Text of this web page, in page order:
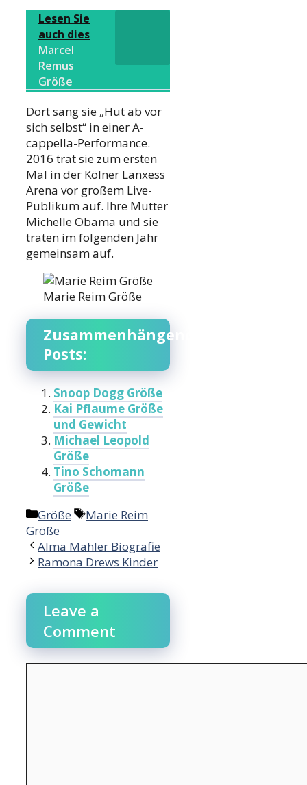
Lesen Sie
auch dies
Marcel
Remus
Größe
Dort sang sie „Hut ab vor
sich selbst“ in einer A-
cappella-Performance.
2016 trat sie zum ersten
Mal in der Kölner Lanxess
Arena vor großem Live-
Publikum auf. Ihre Mutter
Michelle Obama und sie
traten im folgenden Jahr
gemeinsam auf.
Marie Reim Größe
Zusammenhängende
Posts:
Snoop Dogg Größe
Kai Pflaume Größe
und Gewicht
Michael Leopold
Größe
Tino Schomann
Größe
Categories
Größe Tags
Marie Reim
Größe
Alma Mahler Biografie
Ramona Drews Kinder
Leave a
Comment